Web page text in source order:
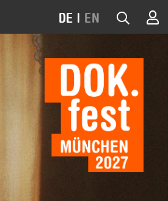
DE | EN